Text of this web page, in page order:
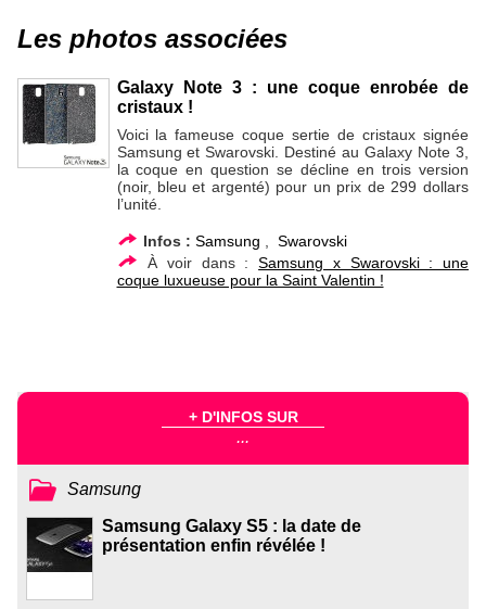
Les photos associées
Galaxy Note 3 : une coque enrobée de
cristaux !
Voici la fameuse coque sertie de cristaux signée
Samsung et Swarovski. Destiné au Galaxy Note 3,
la coque en question se décline en trois version
(noir, bleu et argenté) pour un prix de 299 dollars
l’unité.
Infos : Samsung
Swarovski
À voir dans :Samsung x Swarovski : une
coque luxueuse pour la Saint Valentin !
+ D'INFOS SUR
...
Samsung
Samsung Galaxy S5 : la date de
présentation enfin révélée !